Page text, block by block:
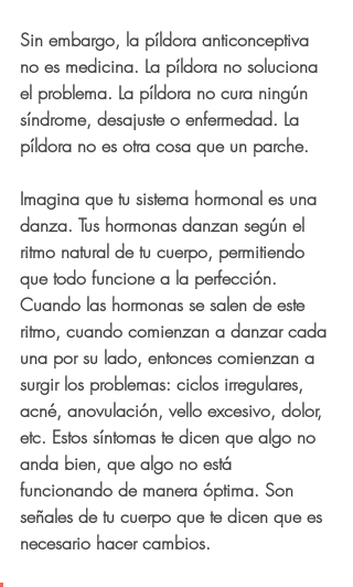
Sin embargo, la píldora anticonceptiva
no es medicina. La píldora no soluciona
el problema. La píldora no cura ningún
síndrome, desajuste o enfermedad. La
píldora no es otra cosa que un parche.
Imagina que tu sistema hormonal es una
danza. Tus hormonas danzan según el
ritmo natural de tu cuerpo, permitiendo
que todo funcione a la perfección.
Cuando las hormonas se salen de este
ritmo, cuando comienzan a danzar cada
una por su lado, entonces comienzan a
surgir los problemas: ciclos irregulares,
acné, anovulación, vello excesivo, dolor,
etc. Estos síntomas te dicen que algo no
anda bien, que algo no está
funcionando de manera óptima. Son
señales de tu cuerpo que te dicen que es
necesario hacer cambios.